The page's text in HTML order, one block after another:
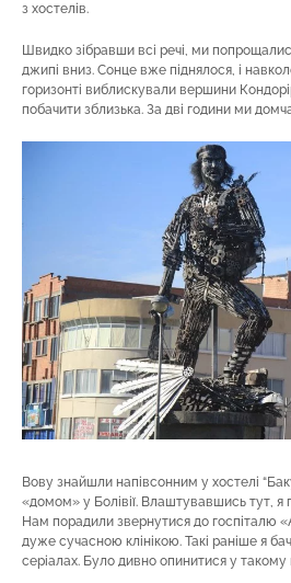
з хостелів.
Швидко зібравши всі речі, ми
джипі вниз. Сонце вже піднялося, і
горизонті виблискували вершини
побачити зблизька. За дві години ми
Вову знайшли напівсонним у хостелі
«домом» у Болівії. Влаштувавшись тут, я
Нам порадили звернутися до госпіталю
дуже сучасною клінікою. Такі раніше я
серіалах. Було дивно опинитися у такому